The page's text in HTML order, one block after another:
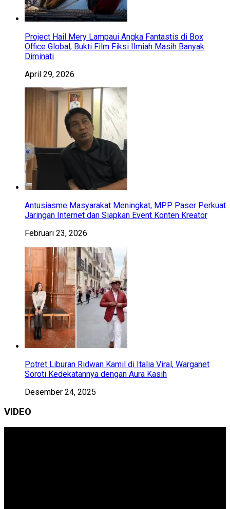
Project Hail Mery Lampaui Angka Fantastis di Box
Office Global, Bukti Film Fiksi Ilmiah Masih Banyak
Diminati
April 29, 2026
Antusiasme Masyarakat Meningkat, MPP Paser Perkuat
Jaringan Internet dan Siapkan Event Konten Kreator
Februari 23, 2026
Potret Liburan Ridwan Kamil di Italia Viral, Warganet
Soroti Kedekatannya dengan Aura Kasih
Desember 24, 2025
VIDEO